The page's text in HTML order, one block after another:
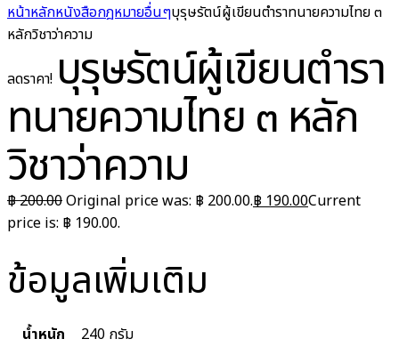
หน้าหลักหนังสือกฎหมายอื่นๆบุรุษรัตน์ผู้เขียนตำราทนายความไทย ๓
หลักวิชาว่าความ
ลดราคา! บุรุษรัตน์ผู้เขียนตำรา
ทนายความไทย ๓ หลัก
วิชาว่าความ
฿200.00Original price was: ฿ 200.00.฿ 190.00Current
price is: ฿ 190.00.
ข้อมูลเพิ่มเติม
น้ำหนัก
240 กรัม